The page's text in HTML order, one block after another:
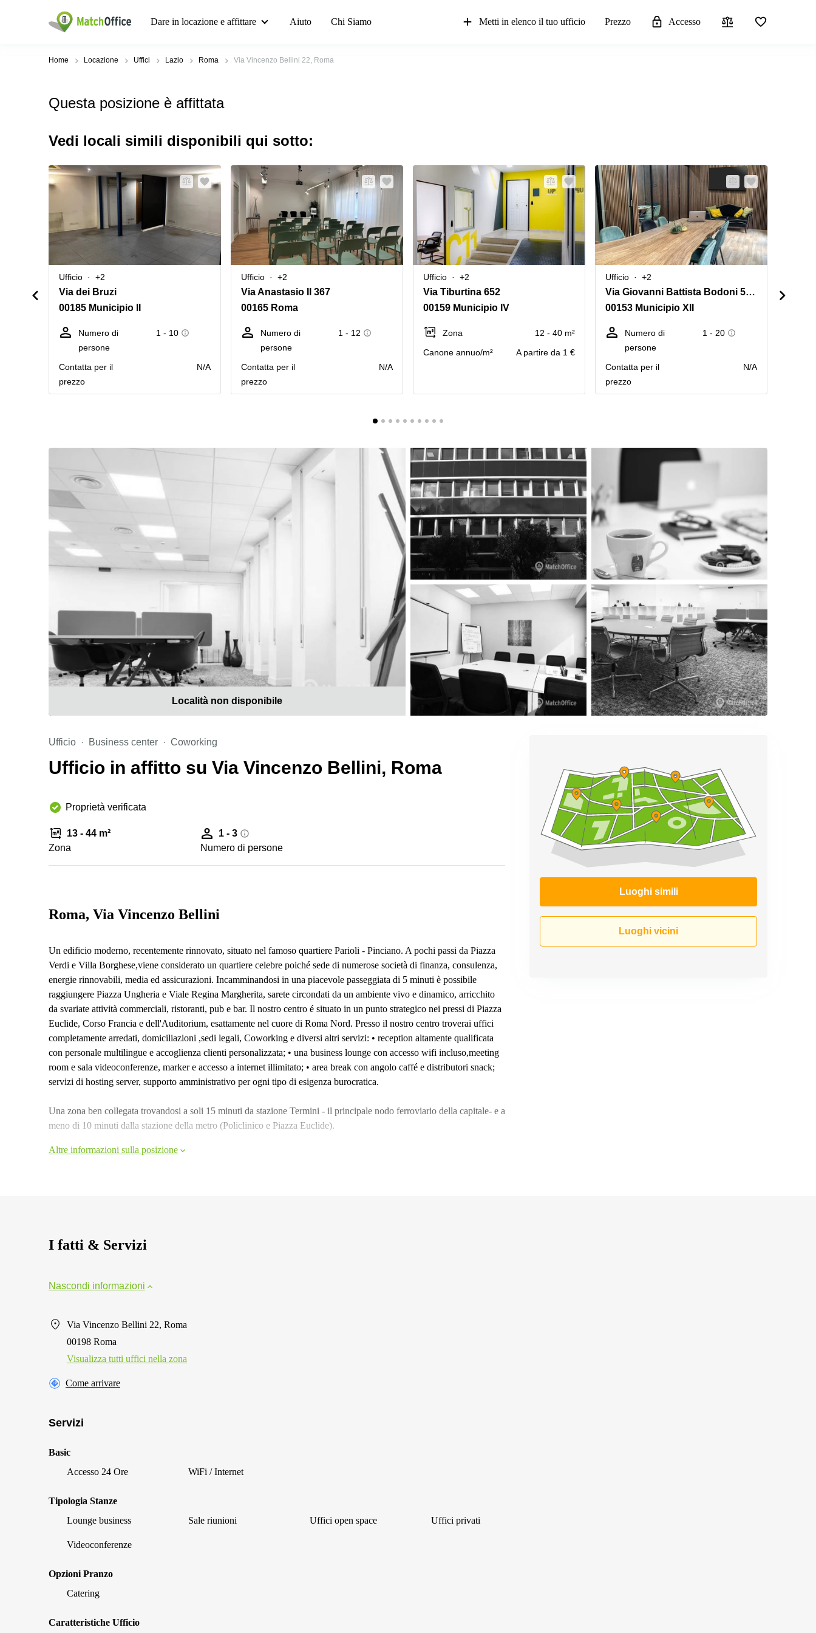
Dare in locazione e affittare Aiuto Chi Siamo Metti in elenco il tuo ufficio Prezzo Accesso
Home Locazione Uffici Lazio Roma Via Vincenzo Bellini 22, Roma
Questa posizione è affittata
Vedi locali simili disponibili qui sotto:
Ufficio +2
Via dei Bruzi
00185 Municipio II
Numero di
persone
1 - 10
Сontatta per il
prezzo
N/A
Ufficio +2
Via Anastasio II 367
00165 Roma
Numero di
persone
1 - 12
Сontatta per il
prezzo
N/A
Ufficio +2
Via Tiburtina 652
00159 Municipio IV
Zona
12 - 40 m²
Canone annuo/m²
A partire da 1 €
Ufficio +2
Via Giovanni Battista Bodoni 54/56
00153 Municipio XII
Numero di
persone
1 - 20
Сontatta per il
prezzo
N/A
Località non disponibile
Ufficio Business center Coworking
Ufficio in affitto su Via Vincenzo Bellini, Roma
Proprietà verificata
13 - 44 m²
Zona
1 - 3
Numero di persone
Luoghi simili
Luoghi vicini
Roma, Via Vincenzo Bellini
Un edificio moderno, recentemente rinnovato, situato nel famoso quartiere Parioli - Pinciano. A pochi passi da Piazza
Verdi e Villa Borghese,viene considerato un quartiere celebre poiché sede di numerose società di finanza, consulenza,
energie rinnovabili, media ed assicurazioni. Incamminandosi in una piacevole passeggiata di 5 minuti è possibile
raggiungere Piazza Ungheria e Viale Regina Margherita, sarete circondati da un ambiente vivo e dinamico, arricchito
da svariate attività commerciali, ristoranti, pub e bar. Il nostro centro é situato in un punto strategico nei pressi di Piazza
Euclide, Corso Francia e dell'Auditorium, esattamente nel cuore di Roma Nord. Presso il nostro centro troverai uffici
completamente arredati, domiciliazioni ,sedi legali, Coworking e diversi altri servizi: • reception altamente qualificata
con personale multilingue e accoglienza clienti personalizzata; • una business lounge con accesso wifi incluso,meeting
room e sala videoconferenze, marker e accesso a internet illimitato; • area break con angolo caffé e distributori snack;
servizi di hosting server, supporto amministrativo per ogni tipo di esigenza burocratica.
Una zona ben collegata trovandosi a soli 15 minuti da stazione Termini - il principale nodo ferroviario della capitale- e a
meno di 10 minuti dalla stazione della metro (Policlinico e Piazza Euclide).
Altre informazioni sulla posizione
I fatti & Servizi
Nascondi informazioni
Via Vincenzo Bellini 22, Roma
00198 Roma
Visualizza tutti uffici nella zona
Come arrivare
Servizi
Basic
Accesso 24 Ore
WiFi / Internet
Tipologia Stanze
Lounge business
Sale riunioni Uffici open space Uffici privati
Videoconferenze
Opzioni Pranzo
Catering
Caratteristiche Ufficio